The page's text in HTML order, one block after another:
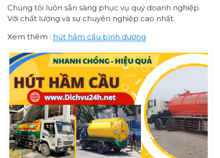
Chúng tôi luôn sẵn sàng phục vụ quý doanh nghiệp.
Với chất lượng và sự chuyên nghiệp cao nhất.
Xem thêm : hút hầm cầu bình dương